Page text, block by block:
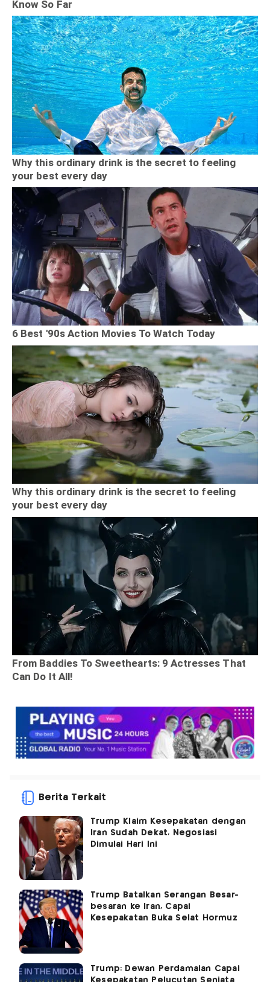
Berita Terkait
Trump Klaim Kesepakatan dengan
Iran Sudah Dekat, Negosiasi
Dimulai Hari Ini
Trump Batalkan Serangan Besar-
besaran ke Iran, Capai
Kesepakatan Buka Selat Hormuz
Trump: Dewan Perdamaian Capai
Kesepakatan Pelucutan Senjata